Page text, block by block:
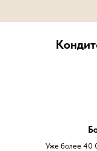
Уже более 40